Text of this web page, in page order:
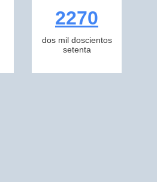
2270
dos mil doscientos
setenta